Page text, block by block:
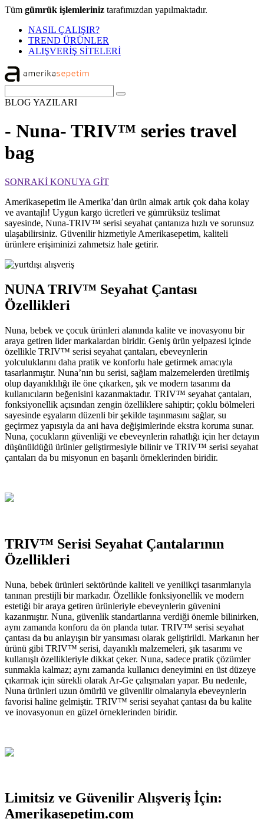
Tüm gümrük işlemleriniz tarafımızdan yapılmaktadır.
NASIL ÇALIŞIR?
TREND ÜRÜNLER
ALIŞVERİŞ SİTELERİ
BLOG YAZILARI
- Nuna- TRIV™ series travel
bag
SONRAKİ KONUYA GİT
Amerikasepetim ile Amerika’dan ürün almak artık çok daha kolay
ve avantajlı! Uygun kargo ücretleri ve gümrüksüz teslimat
sayesinde, Nuna-TRIV™ serisi seyahat çantanıza hızlı ve sorunsuz
ulaşabilirsiniz. Güvenilir hizmetiyle Amerikasepetim, kaliteli
ürünlere erişiminizi zahmetsiz hale getirir.
NUNA TRIV™ Seyahat Çantası
Özellikleri
Nuna, bebek ve çocuk ürünleri alanında kalite ve inovasyonu bir
araya getiren lider markalardan biridir. Geniş ürün yelpazesi içinde
özellikle TRIV™ serisi seyahat çantaları, ebeveynlerin
yolculuklarını daha pratik ve konforlu hale getirmek amacıyla
tasarlanmıştır. Nuna’nın bu serisi, sağlam malzemelerden üretilmiş
olup dayanıklılığı ile öne çıkarken, şık ve modern tasarımı da
kullanıcıların beğenisini kazanmaktadır. TRIV™ seyahat çantaları,
fonksiyonellik açısından zengin özelliklere sahiptir; çoklu bölmeleri
sayesinde eşyaların düzenli bir şekilde taşınmasını sağlar, su
geçirmez yapısıyla da ani hava değişimlerinde ekstra koruma sunar.
Nuna, çocukların güvenliği ve ebeveynlerin rahatlığı için her detayın
düşünüldüğü ürünler geliştirmesiyle bilinir ve TRIV™ serisi seyahat
çantaları da bu misyonun en başarılı örneklerinden biridir.
TRIV™ Serisi Seyahat Çantalarının
Özellikleri
Nuna, bebek ürünleri sektöründe kaliteli ve yenilikçi tasarımlarıyla
tanınan prestijli bir markadır. Özellikle fonksiyonellik ve modern
estetiği bir araya getiren ürünleriyle ebeveynlerin güvenini
kazanmıştır. Nuna, güvenlik standartlarına verdiği önemle bilinirken,
aynı zamanda konforu da ön planda tutar. TRIV™ serisi seyahat
çantası da bu anlayışın bir yansıması olarak geliştirildi. Markanın her
ürünü gibi TRIV™ serisi, dayanıklı malzemeleri, şık tasarımı ve
kullanışlı özellikleriyle dikkat çeker. Nuna, sadece pratik çözümler
sunmakla kalmaz; aynı zamanda kullanıcı deneyimini en üst düzeye
çıkarmak için sürekli olarak Ar-Ge çalışmaları yapar. Bu nedenle,
Nuna ürünleri uzun ömürlü ve güvenilir olmalarıyla ebeveynlerin
favorisi haline gelmiştir. TRIV™ serisi seyahat çantası da bu kalite
ve inovasyonun en güzel örneklerinden biridir.
Limitsiz ve Güvenilir Alışveriş İçin:
Amerikasepetim.com